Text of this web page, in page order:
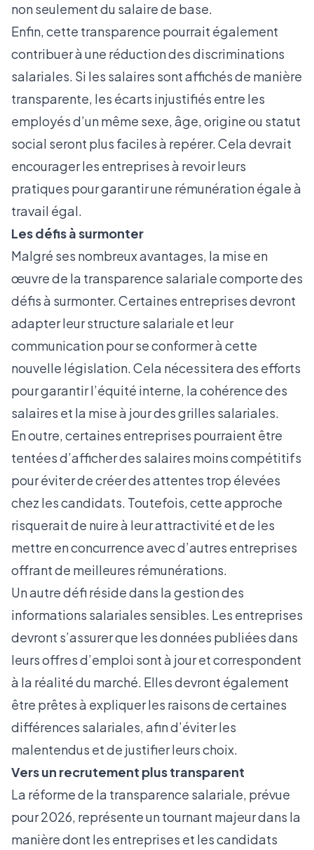
non seulement du salaire de base.
Enfin, cette transparence pourrait également
contribuer à une réduction des discriminations
salariales. Si les salaires sont affichés de manière
transparente, les écarts injustifiés entre les
employés d’un même sexe, âge, origine ou statut
social seront plus faciles à repérer. Cela devrait
encourager les entreprises à revoir leurs
pratiques pour garantir une rémunération égale à
travail égal.
Les défis à surmonter
Malgré ses nombreux avantages, la mise en
œuvre de la transparence salariale comporte des
défis à surmonter. Certaines entreprises devront
adapter leur structure salariale et leur
communication pour se conformer à cette
nouvelle législation. Cela nécessitera des efforts
pour garantir l’équité interne, la cohérence des
salaires et la mise à jour des grilles salariales.
En outre, certaines entreprises pourraient être
tentées d’afficher des salaires moins compétitifs
pour éviter de créer des attentes trop élevées
chez les candidats. Toutefois, cette approche
risquerait de nuire à leur attractivité et de les
mettre en concurrence avec d’autres entreprises
offrant de meilleures rémunérations.
Un autre défi réside dans la gestion des
informations salariales sensibles. Les entreprises
devront s’assurer que les données publiées dans
leurs offres d’emploi sont à jour et correspondent
à la réalité du marché. Elles devront également
être prêtes à expliquer les raisons de certaines
différences salariales, afin d’éviter les
malentendus et de justifier leurs choix.
Vers un recrutement plus transparent
La réforme de la transparence salariale, prévue
pour 2026, représente un tournant majeur dans la
manière dont les entreprises et les candidats